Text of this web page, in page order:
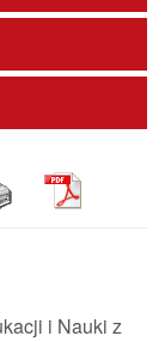
i Nauki z